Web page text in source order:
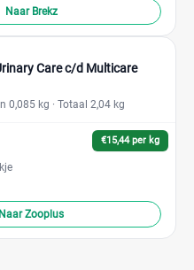
Naar Brekz
Care c/d Multicare
0,085 kg · Totaal 2,04 kg
€15,44 per kg
Naar Zooplus